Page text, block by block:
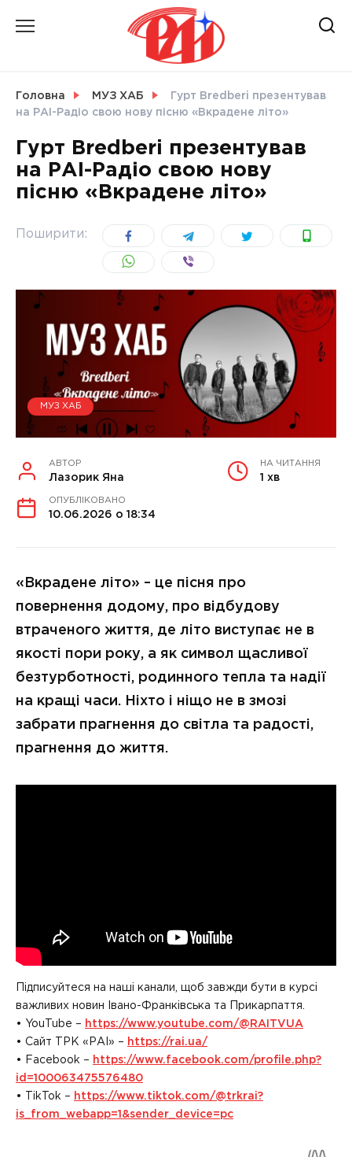
Головна МУЗ ХАБ
Гурт Bredberi презентував
на РАІ-Радіо свою нову пісню «Вкрадене літо»
Гурт Bredberi презентував
на РАІ-Радіо свою нову
пісню «Вкрадене літо»
Поширити:
МУЗ ХАБ
АВТОР
Лазорик Яна
НА ЧИТАННЯ
1 хв
ОПУБЛІКОВАНО
10.06.2026 о 18:34
«Вкрадене літо» – це пісня про
повернення додому, про відбудову
втраченого життя, де літо виступає не в
якості пори року, а як символ щасливої
безтурботності, родинного тепла та надії
на кращі часи. Ніхто і ніщо не в змозі
забрати прагнення до світла та радості,
прагнення до життя.
Підписуйтеся на наші канали, щоб завжди бути в курсі
важливих новин Івано-Франківська та Прикарпаття.
• YouTube – https://www.youtube.com/@RAITVUA
• Сайт ТРК «РАІ» – https://rai.ua/
• Facebook – https://www.facebook.com/profile.php?
id=100063475576480
• TikTok – https://www.tiktok.com/@trkrai?
is_from_webapp=1&sender_device=pc